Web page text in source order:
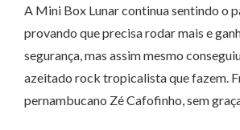
A Mini Box Lunar continua sentindo o
provando que precisa rodar mais e
segurança, mas assim mesmo
azeitado rock tropicalista que fazem.
pernambucano Zé Cafofinho, sem